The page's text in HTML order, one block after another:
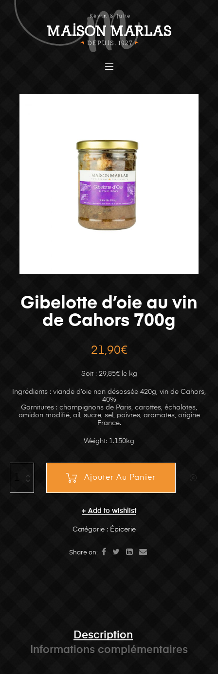
Gibelotte d’oie au vin
de Cahors 700g
21,90€
Soit : 29,85€ le kg
Ingrédients : viande d’oie non désossée 420g, vin de Cahors,
40%
Garnitures : champignons de Paris, carottes, échalotes,
amidon modifié, ail, sucre, sel, poivres, aromates, origine
France.
Weight: 1.150kg
Ajouter Au Panier
Add to wishlist
Catégorie : Épicerie
Share on:
Description
Informations complémentaires